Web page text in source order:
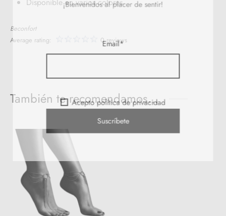
Email*
Acepto política de privacidad
Beconfort
Average rating:
0 reviews
También te recomendamos…